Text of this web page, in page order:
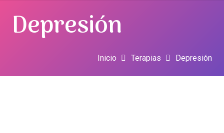
Depresión
Inicio Terapias Depresión